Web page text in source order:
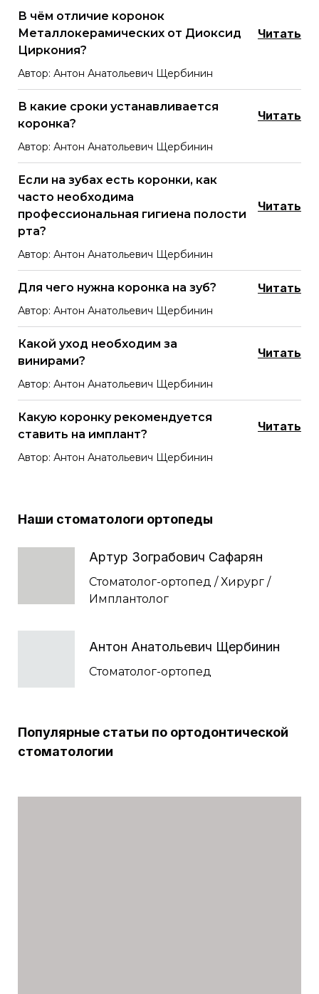
В чём отличие коронок
Металлокерамических от Диоксид
Циркония?
Читать
Автор: Антон Анатольевич Щербинин
В какие сроки устанавливается
коронка?
Читать
Автор: Антон Анатольевич Щербинин
Если на зубах есть коронки, как
часто необходима
профессиональная гигиена полости
рта?
Читать
Автор: Антон Анатольевич Щербинин
Для чего нужна коронка на зуб? Читать
Автор: Антон Анатольевич Щербинин
Какой уход необходим за
винирами?
Читать
Автор: Антон Анатольевич Щербинин
Какую коронку рекомендуется
ставить на имплант?
Читать
Автор: Антон Анатольевич Щербинин
Наши стоматологи ортопеды
Артур Зограбович Сафарян
Стоматолог-ортопед / Хирург /
Имплантолог
Антон Анатольевич Щербинин
Стоматолог-ортопед
Популярные статьи по ортодонтической
стоматологии